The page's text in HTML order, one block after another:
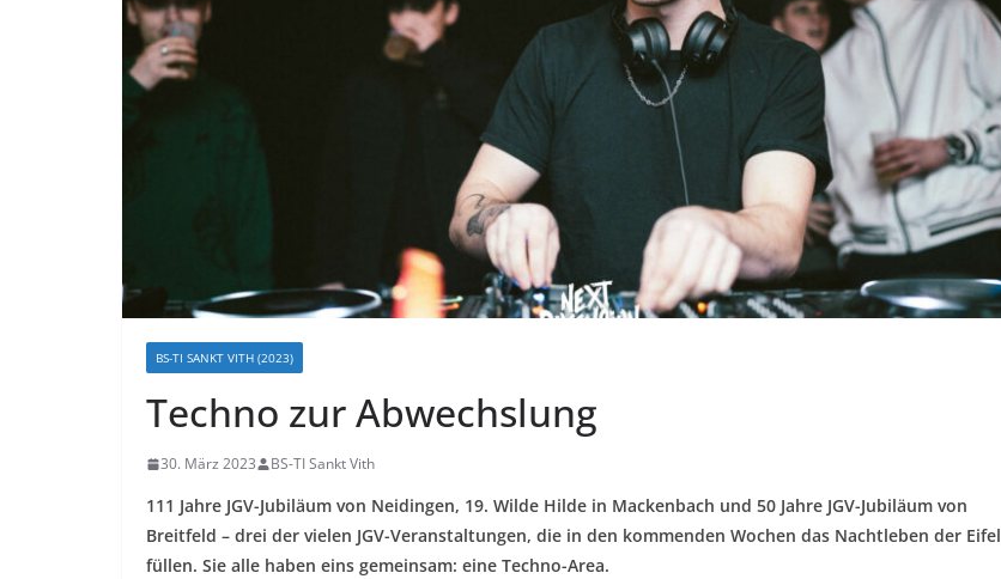
BS-TI SANKT VITH (2023)
Techno zur Abwechslung
30. März 2023 BS-TI Sankt Vith
111 Jahre JGV-Jubiläum von Neidingen, 19. Wilde Hilde in Mackenbach und 50 Jahre JGV-Jubiläum von
Breitfeld – drei der vielen JGV-Veranstaltungen, die in den kommenden Wochen das Nachtleben der Eifel
füllen. Sie alle haben eins gemeinsam: eine Techno-Area.